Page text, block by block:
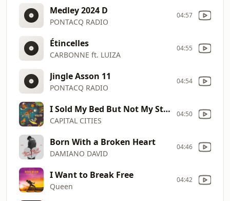
Medley 2024 D
PONTACQ RADIO
04:57
Étincelles
CARBONNE ft. LUIZA
04:55
Jingle Asson 11
PONTACQ RADIO
04:54
I Sold My Bed But Not My Stereo
CAPITAL CITIES
04:50
Born With a Broken Heart
DAMIANO DAVID
04:46
I Want to Break Free
Queen
04:42